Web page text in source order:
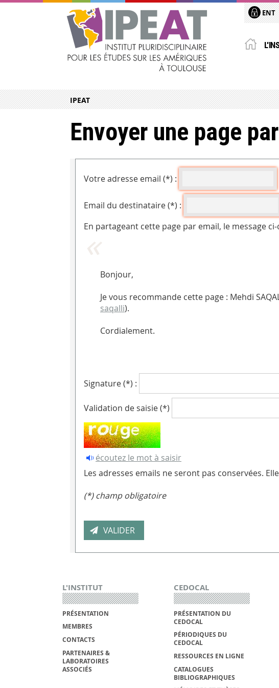
ENT
IPEAT
Envoyer une page
Votre adresse email (*) :
Email du destinataire (*) :
En partageant cette page par email, le message
Bonjour,
Je vous recommande cette page : Mehdi
saqalli).
Cordialement.
Signature (*) :
Validation de saisie (*)
écoutez le mot à saisir
Les adresses emails ne seront pas conservées.
(*) champ obligatoire
L'INSTITUT
PRÉSENTATION
MEMBRES
CONTACTS
PARTENAIRES &
LABORATOIRES
ASSOCIÉS
CEDOCAL
PRÉSENTATION DU
CEDOCAL
PÉRIODIQUES DU
CEDOCAL
RESSOURCES EN LIGNE
CATALOGUES
BIBLIOGRAPHIQUES